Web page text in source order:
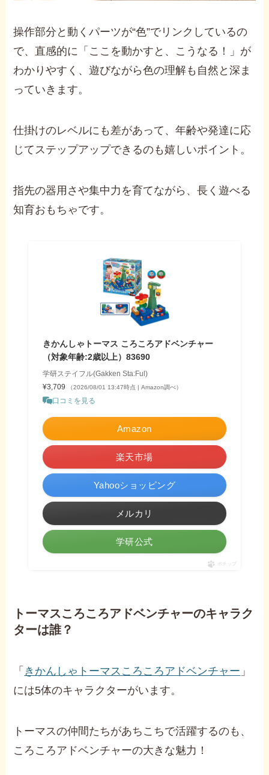
操作部分と動くパーツが“色”でリンクしているの
で、直感的に「ここを動かすと、こうなる！」が
わかりやすく、遊びながら色の理解も自然と深ま
っていきます。
仕掛けのレベルにも差があって、年齢や発達に応
じてステップアップできるのも嬉しいポイント。
指先の器用さや集中力を育てながら、長く遊べる
知育おもちゃです。
きかんしゃトーマス ころころアドベンチャー
（対象年齢:2歳以上）83690
学研ステイフル(Gakken Sta:Ful)
¥3,709
（2026/08/01 13:47時点 | Amazon調べ）
口コミを見る
Amazon
楽天市場
Yahooショッピング
メルカリ
学研公式
ポチップ
トーマスころころアドベンチャーのキャラク
ターは誰？
「 きかんしゃトーマスころころアドベンチャー 」
には5体のキャラクターがいます。
トーマスの仲間たちがあちこちで活躍するのも、
ころころアドベンチャーの大きな魅力！